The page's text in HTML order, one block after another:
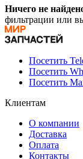
Ничего не
фильтрации или
Посетить
Посетить
Посетить
Клиентам
О компании
Доставка
Оплата
Контакты